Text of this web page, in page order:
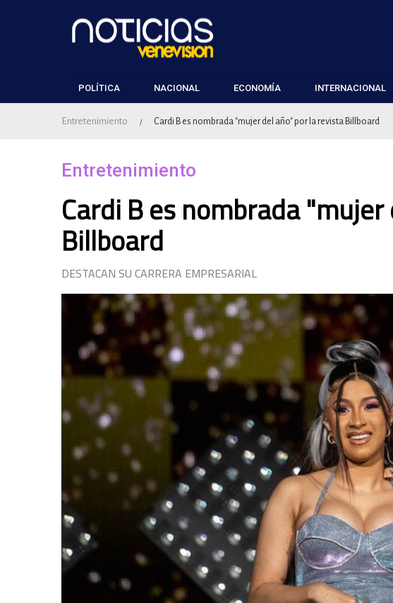
POLÍTICA NACIONAL ECONOMÍA INTERNACIONAL
Entretenimiento / Cardi B es nombrada "mujer del año" por la revista Billboard
Entretenimiento
Cardi B es nombrada
Billboard
DESTACAN SU CARRERA EMPRESARIAL